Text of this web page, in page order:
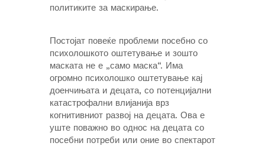
политиките за маскирање.
Постојат повеќе проблеми посебно со
психолошкото оштетување и зошто
маската не е „само маска“. Има
огромно психолошко оштетување кај
доенчињата и децата, со потенцијални
катастрофални влијанија врз
когнитивниот развој на децата. Ова е
уште поважно во однос на децата со
посебни потреби или оние во спектарот